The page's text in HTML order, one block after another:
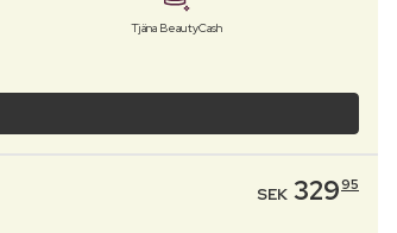
Tjäna BeautyCash
SEK 32995